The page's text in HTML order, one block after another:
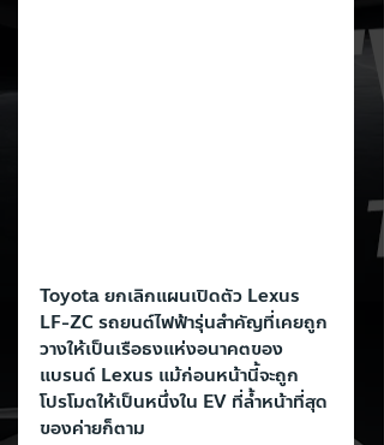
Toyota ยกเลิกแผนเปิดตัว Lexus
LF-ZC รถยนต์ไฟฟ้ารุ่นสำคัญที่เคยถูก
วางให้เป็นเรือธงแห่งอนาคตของ
แบรนด์ Lexus แม้ก่อนหน้านี้จะถูก
โปรโมตให้เป็นหนึ่งใน EV ที่ล้ำหน้าที่สุด
ของค่ายก็ตาม